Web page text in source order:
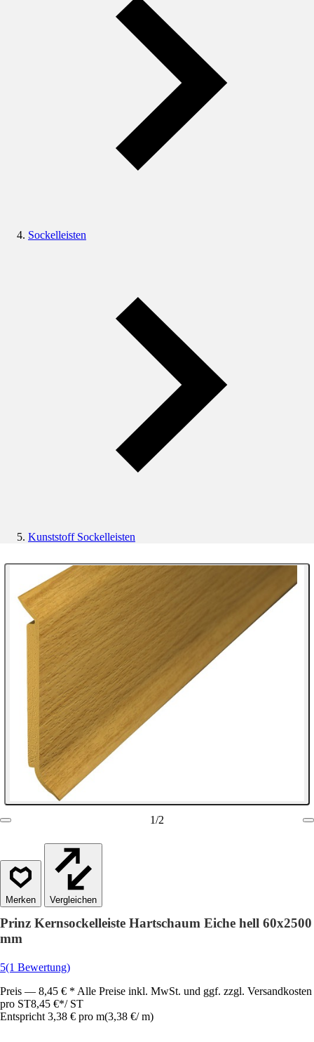
Sockelleisten
Kunststoff Sockelleisten
1/2
Vergleichen
Prinz Kernsockelleiste Hartschaum Eiche hell 60x2500
mm
5(1 Bewertung)
Preis — 8,45 € * Alle Preise inkl. MwSt. und ggf. zzgl. Versandkosten
pro ST8,45 €*/ ST
Entspricht 3,38 € pro m(3,38 €/ m)